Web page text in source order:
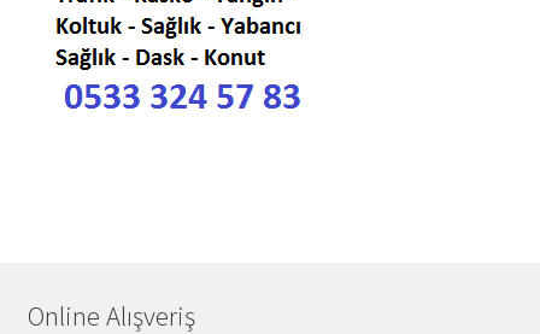
Online Alışveriş